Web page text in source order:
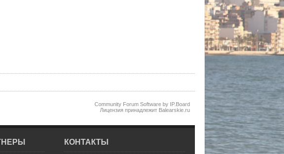
Community Forum Software by IP.Board
Лицензия принадлежит Balearskie.ru
КОНТАКТЫ